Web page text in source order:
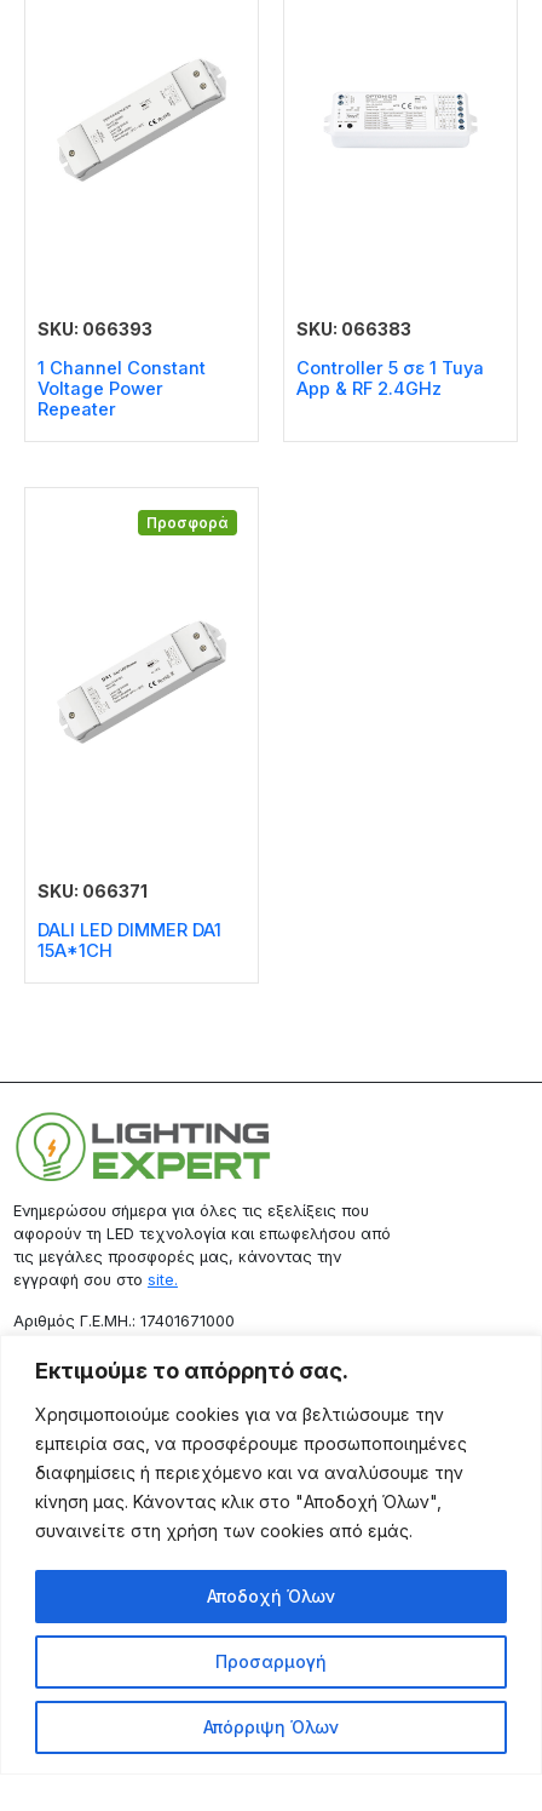
Εκτιμούμε το απόρρητό σας.
Χρησιμοποιούμε cookies για να βελτιώσουμε την
εμπειρία σας, να προσφέρουμε προσωποποιημένες
διαφημίσεις ή περιεχόμενο και να αναλύσουμε την
κίνηση μας. Κάνοντας κλικ στο "Αποδοχή Όλων",
συναινείτε στη χρήση των cookies από εμάς.
Προσαρμογή
Απόρριψη Όλων
Αποδοχή Όλων
SKU: 066393
1 Channel Constant
Voltage Power
Repeater
SKU: 066383
Controller 5 σε 1 Tuya
Αpp & RF 2.4GHz
Προσφορά
SKU: 066371
DALI LED DIMMER DA1
15A*1CH
Ενημερώσου σήμερα για όλες τις εξελίξεις που
αφορούν τη LED τεχνολογία και επωφελήσου από
τις μεγάλες προσφορές μας, κάνοντας την
εγγραφή σου στο site.
Aριθμός Γ.Ε.ΜΗ.: 17401671000
Επικοινωνία
Ρόδου 133, Αθήνα 10443
(+30) 211 725 5427
sales@lightingexpert.gr
Χρήσιμες Σελίδες
Προϊόντα
Τρόποι Αποστολής